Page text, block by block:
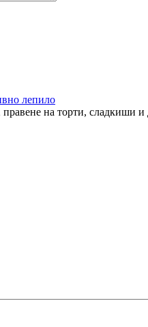
лепило
на торти,